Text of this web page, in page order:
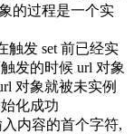
的过程是一个实
触发 set 前已经实
发的时候 url 对象
对象就被未实例
化成功
内容的首个字符,